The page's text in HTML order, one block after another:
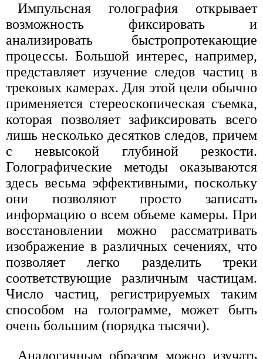
Импульсная голография открывает
возможность фиксировать и
анализировать быстропротекающие
процессы. Большой интерес, например,
представляет изучение следов частиц в
трековых камерах. Для этой цели обычно
применяется стереоскопическая съемка,
которая позволяет зафиксировать всего
лишь несколько десятков следов, причем
с невысокой глубиной резкости.
Голографические методы оказываются
здесь весьма эффективными, поскольку
они позволяют просто записать
информацию о всем объеме камеры. При
восстановлении можно рассматривать
изображение в различных сечениях, что
позволяет легко разделить треки
соответствующие различным частицам.
Число частиц, регистрируемых таким
способом на голограмме, может быть
очень большим (порядка тысячи).
Аналогичным образом можно изучать